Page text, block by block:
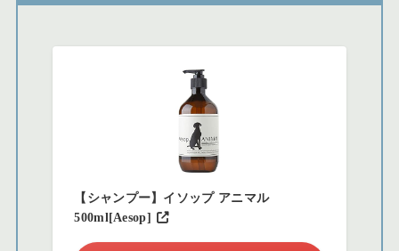
【シャンプー】イソップ アニマル
500ml[Aesop]